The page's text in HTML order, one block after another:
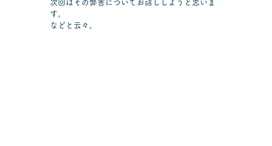
次回はその弊害についてお話ししようと思いま
す。
などと云々。